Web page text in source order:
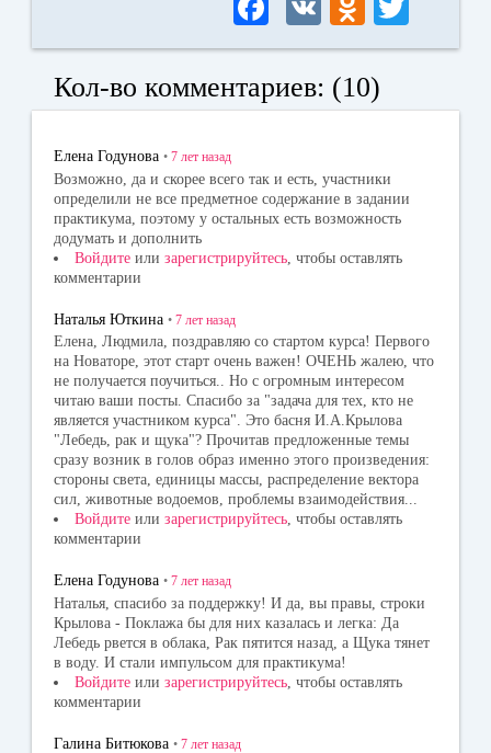
ce
bo
ok
K dn
ok
la
ni
ki
wi
r
Кол-во комментариев: (10)
Елена Годунова • 7 лет назад
Возможно, да и скорее всего так и есть, участники
определили не все предметное содержание в задании
практикума, поэтому у остальных есть возможность
додумать и дополнить
Войдите или зарегистрируйтесь , чтобы оставлять
комментарии
Наталья Юткина • 7 лет назад
Елена, Людмила, поздравляю со стартом курса! Первого
на Новаторе, этот старт очень важен! ОЧЕНЬ жалею, что
не получается поучиться.. Но с огромным интересом
читаю ваши посты. Спасибо за "задача для тех, кто не
является участником курса". Это басня И.А.Крылова
"Лебедь, рак и щука"? Прочитав предложенные темы
сразу возник в голов образ именно этого произведения:
стороны света, единицы массы, распределение вектора
сил, животные водоемов, проблемы взаимодействия...
Войдите или зарегистрируйтесь, чтобы оставлять
комментарии
Елена Годунова • 7 лет назад
Наталья, спасибо за поддержку! И да, вы правы, строки
Крылова - Поклажа бы для них казалась и легка: Да
Лебедь рвется в облака, Рак пятится назад, а Щука тянет
в воду. И стали импульсом для практикума!
Войдите или зарегистрируйтесь , чтобы оставлять
комментарии
Галина Битюкова • 7 лет назад